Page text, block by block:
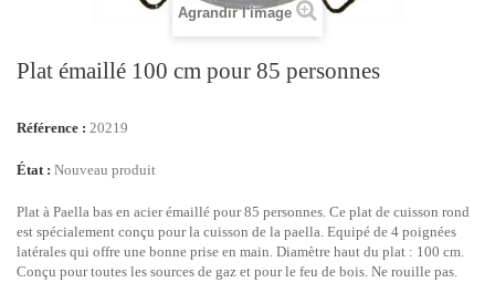
Agrandir l'image
Plat émaillé 100 cm pour 85 personnes
Référence : 20219
État : Nouveau produit
Plat à Paella bas en acier émaillé pour 85 personnes. Ce plat de cuisson rond
est spécialement conçu pour la cuisson de la paella. Equipé de 4 poignées
latérales qui offre une bonne prise en main. Diamètre haut du plat : 100 cm.
Conçu pour toutes les sources de gaz et pour le feu de bois. Ne rouille pas.